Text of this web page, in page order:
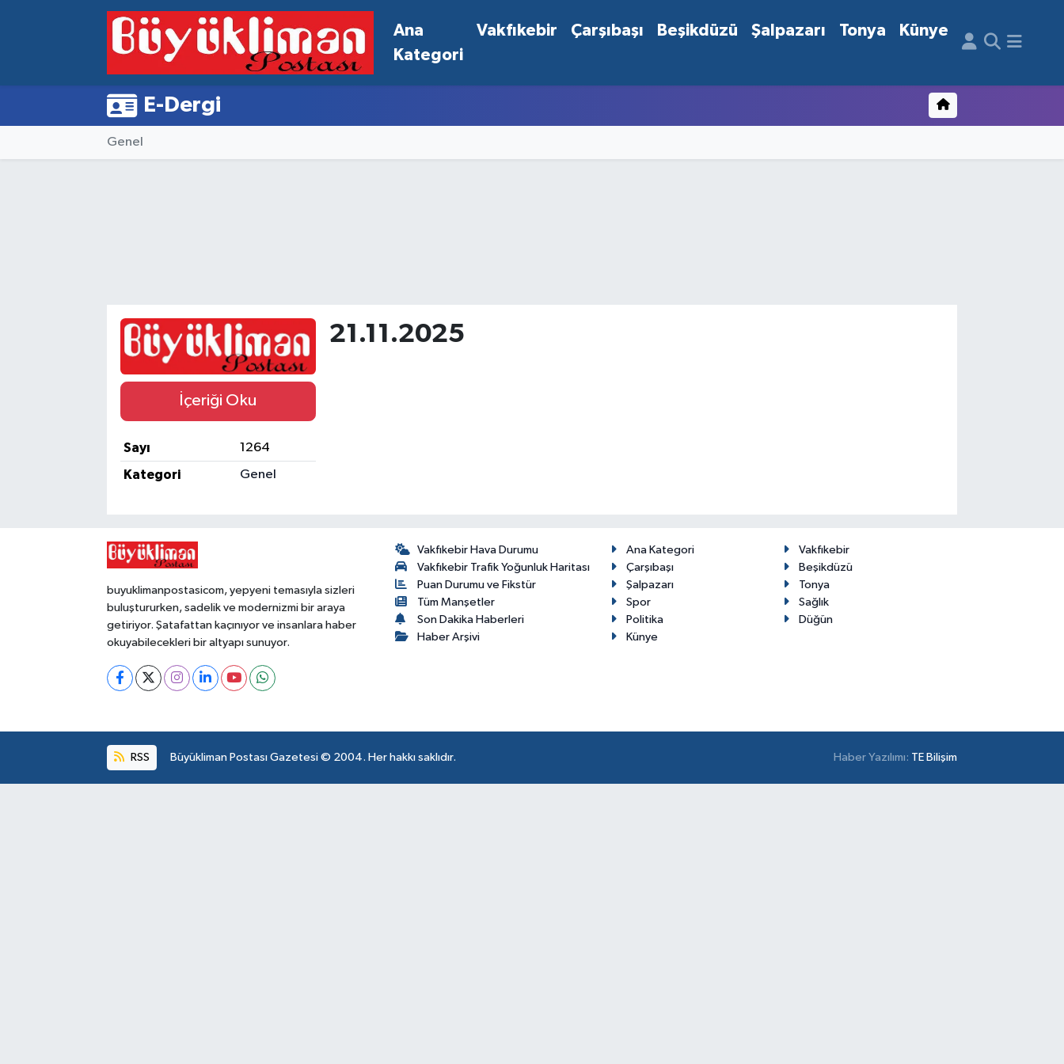
Ana
Kategori
Vakfıkebir Çarşıbaşı Beşikdüzü Şalpazarı Tonya Künye
E-Dergi
Genel
İçeriği Oku
Sayı
1264
Kategori
Genel
21.11.2025
buyuklimanpostasicom, yepyeni temasıyla sizleri
buluştururken, sadelik ve modernizmi bir araya
getiriyor. Şatafattan kaçınıyor ve insanlara haber
okuyabilecekleri bir altyapı sunuyor.
Vakfıkebir Hava Durumu
Vakfıkebir Trafik Yoğunluk Haritası
Puan Durumu ve Fikstür
Tüm Manşetler
Son Dakika Haberleri
Haber Arşivi
Ana Kategori
Vakfıkebir
Çarşıbaşı
Beşikdüzü
Şalpazarı
Tonya
Spor
Sağlık
Politika
Düğün
Künye
RSS Büyükliman Postası Gazetesi © 2004. Her hakkı saklıdır. Haber Yazılımı: TE Bilişim
Vakfıkebir Hava Durumu
Vakfıkebir Trafik Yoğunluk Haritası
Süper Lig Puan Durumu ve Fikstür